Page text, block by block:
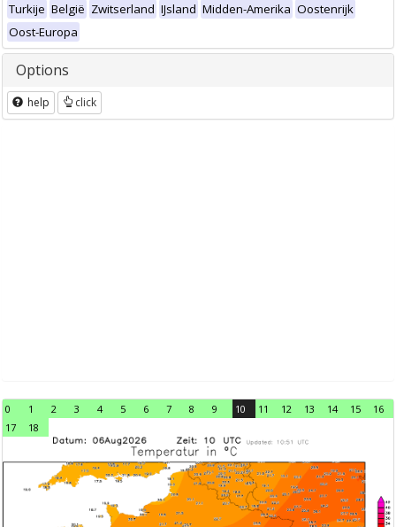
Turkije België Zwitserland IJsland Midden-Amerika Oostenrijk
Oost-Europa
Options
help click
0 1 2 3 4 5 6 7 8 9 10 11 12 13 14 15
16
17
18